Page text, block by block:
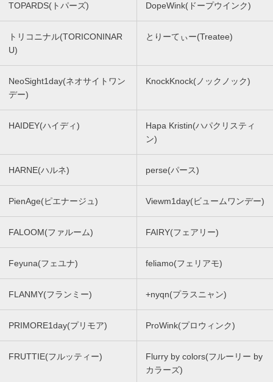
TOPARDS(トパーズ) DopeWink(ドープウインク)
トリコニナル(TORICONINAR
U)
とりーてぃー(Treatee)
NeoSight1day(ネオサイトワン
デー)
KnockKnock(ノックノック)
HAIDEY(ハイディ)
Hapa Kristin(ハパクリスティ
ン)
HARNE(ハルネ) perse(パース)
PienAge(ピエナージュ) Viewm1day(ビュームワンデー)
FALOOM(ファルーム) FAIRY(フェアリー)
Feyuna(フェユナ) feliamo(フェリアモ)
FLANMY(フランミー) +nyqn(プラスニャン)
PRIMORE1day(プリモア) ProWink(プロウィンク)
FRUTTIE(フルッティー)
Flurry by colors(フルーリー by
カラーズ)